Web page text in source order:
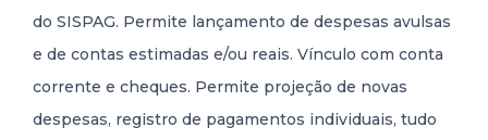
do SISPAG. Permite lançamento de despesas avulsas
e de contas estimadas e/ou reais. Vínculo com conta
corrente e cheques. Permite projeção de novas
despesas, registro de pagamentos individuais, tudo